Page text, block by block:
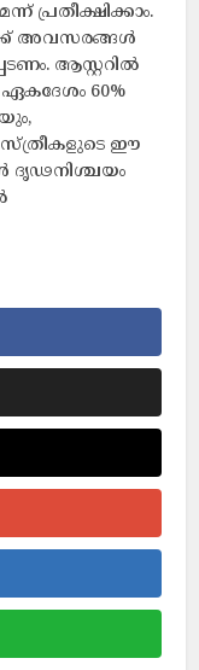
പ്രതീക്ഷിക്കാം.
അവസരങ്ങള്‍
ആസ്റ്ററില്‍
60%
സ്ത്രീകളുടെ ഈ
ദൃഢനിശ്ചയം